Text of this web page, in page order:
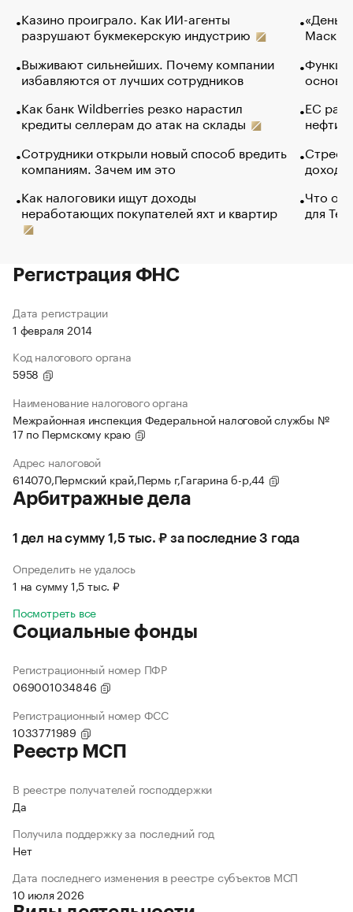
Казино проиграло. Как ИИ-агенты
разрушают букмекерскую индустрию
Выживают сильнейших. Почему компании
избавляются от лучших сотрудников
Как банк Wildberries резко нарастил
кредиты селлерам до атак на склады
Сотрудники открыли новый способ вредить
компаниям. Зачем им это
Как налоговики ищут доходы
неработающих покупателей яхт и квартир
Маск в
основ
ЕС
нефти
Что
для
Регистрация ФНС
Дата регистрации
1 февраля 2014
Код налогового органа
5958
Наименование налогового органа
Межрайонная инспекция Федеральной налоговой службы №
17 по Пермскому краю
Адрес налоговой
614070,Пермский край,Пермь г,Гагарина б-р,44
Арбитражные дела
1 дел на сумму 1,5 тыс. ₽ за последние 3 года
Определить не удалось
1 на сумму 1,5 тыс. ₽
Посмотреть все
Социальные фонды
Регистрационный номер ПФР
069001034846
Регистрационный номер ФСС
1033771989
Реестр МСП
В реестре получателей господдержки
Да
Получила поддержку за последний год
Нет
Дата последнего изменения в реестре субъектов МСП
10 июля 2026